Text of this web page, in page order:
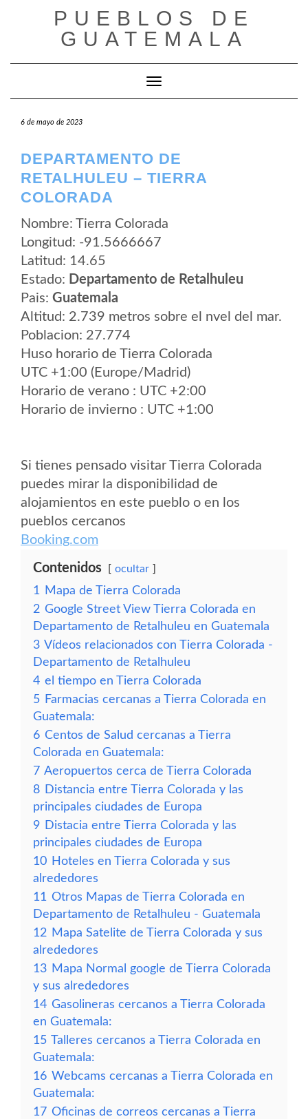
PUEBLOS DE
GUATEMALA
Cambiar modo de navegación
6 de mayo de 2023
DEPARTAMENTO DE
RETALHULEU – TIERRA
COLORADA
Nombre: Tierra Colorada
Longitud: -91.5666667
Latitud: 14.65
Estado: Departamento de Retalhuleu
Pais: Guatemala
Altitud: 2.739 metros sobre el nvel del mar.
Poblacion: 27.774
Huso horario de Tierra Colorada
UTC +1:00 (Europe/Madrid)
Horario de verano : UTC +2:00
Horario de invierno : UTC +1:00
Si tienes pensado visitar Tierra Colorada
puedes mirar la disponibilidad de
alojamientos en este pueblo o en los
pueblos cercanos
Booking.com
Contenidos ocultar
1
Mapa de Tierra Colorada
2 Google Street View Tierra Colorada en
Departamento de Retalhuleu en Guatemala
3 Vídeos relacionados con Tierra Colorada -
Departamento de Retalhuleu
4 el tiempo en Tierra Colorada
5 Farmacias cercanas a Tierra Colorada en
Guatemala:
6 Centos de Salud cercanas a Tierra
Colorada en Guatemala:
7 Aeropuertos cerca de Tierra Colorada
8 Distancia entre Tierra Colorada y las
principales ciudades de Europa
9 Distacia entre Tierra Colorada y las
principales ciudades de Europa
10 Hoteles en Tierra Colorada y sus
alrededores
11 Otros Mapas de Tierra Colorada en
Departamento de Retalhuleu - Guatemala
12 Mapa Satelite de Tierra Colorada y sus
alrededores
13 Mapa Normal google de Tierra Colorada
y sus alrededores
14 Gasolineras cercanos a Tierra Colorada
en Guatemala:
15 Talleres cercanos a Tierra Colorada en
Guatemala:
16 Webcams cercanas a Tierra Colorada en
Guatemala:
17 Oficinas de correos cercanas a Tierra